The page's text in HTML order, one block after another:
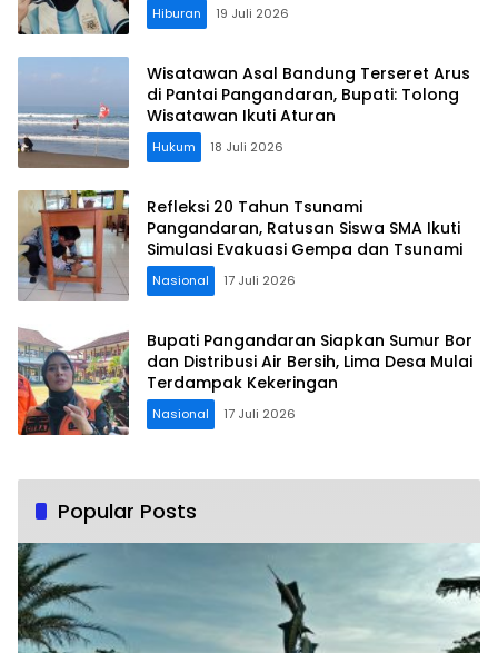
Hiburan 19 Juli 2026
Wisatawan Asal Bandung Terseret Arus
di Pantai Pangandaran, Bupati: Tolong
Wisatawan Ikuti Aturan
Hukum 18 Juli 2026
Refleksi 20 Tahun Tsunami
Pangandaran, Ratusan Siswa SMA Ikuti
Simulasi Evakuasi Gempa dan Tsunami
Nasional 17 Juli 2026
Bupati Pangandaran Siapkan Sumur Bor
dan Distribusi Air Bersih, Lima Desa Mulai
Terdampak Kekeringan
Nasional 17 Juli 2026
Popular Posts